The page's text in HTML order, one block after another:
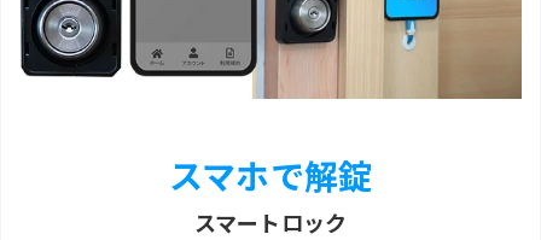
スマホで解錠
スマートロック